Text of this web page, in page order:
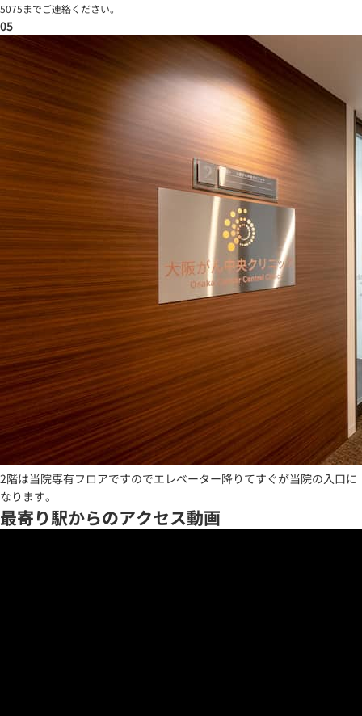
5075までご連絡ください。
05
2階は当院専有フロアですのでエレベーター降りてすぐが当院の入口に
なります。
最寄り駅からのアクセス動画